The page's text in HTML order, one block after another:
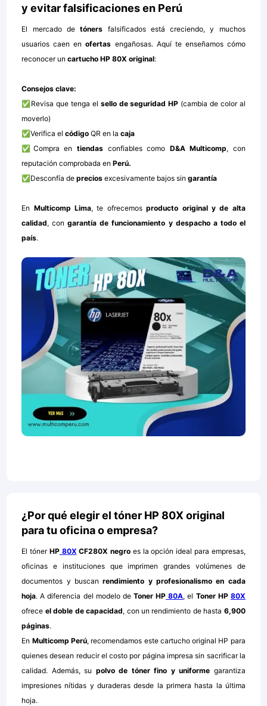
y evitar falsificaciones en Perú
El mercado detóners falsificados está creciendo, y muchos
usuarios caen en ofertas engañosas. Aquí te enseñamos cómo
reconocer uncartucho HP 80X original:
Consejos clave:
✅Revisa que tenga el sello de seguridad HP (cambia de color al
moverlo)
✅Verifica el código QR en la caja
✅Compra en tiendasconfiables como D&A Multicomp, con
reputación comprobada en Perú.
✅Desconfía de preciosexcesivamente bajos sin garantía
En Multicomp Lima, te ofrecemosproducto original y de alta
calidad, congarantía de funcionamiento y despacho a todo el
país.
¿Por qué elegir el tóner HP 80X original
para tu oficina o empresa?
El tóner HP80X CF280X negro es la opción ideal para empresas,
oficinas e instituciones que imprimen grandes volúmenes de
documentos y buscanrendimiento y profesionalismo en cada
hoja. A diferencia del modelo de Toner HP 80A, el Toner HP 80X
ofrece el doble de capacidad, con un rendimiento de hasta 6,900
páginas.
En Multicomp Perú, recomendamos este cartucho original HP para
quienes desean reducir el costo por página impresa sin sacrificar la
calidad. Además, su polvo de tóner fino y uniforme garantiza
impresiones nítidas y duraderas desde la primera hasta la última
hoja.